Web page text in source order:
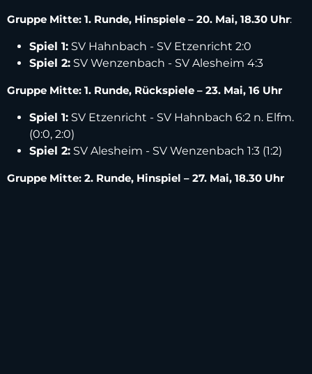
Gruppe Mitte: 1. Runde, Hinspiele – 20. Mai, 18.30 Uhr:
Spiel 1: SV Hahnbach - SV Etzenricht 2:0
Spiel 2: SV Wenzenbach - SV Alesheim 4:3
Gruppe Mitte: 1. Runde, Rückspiele – 23. Mai, 16 Uhr
Spiel 1: SV Etzenricht - SV Hahnbach 6:2 n. Elfm.
(0:0, 2:0)
Spiel 2: SV Alesheim - SV Wenzenbach 1:3 (1:2)
Gruppe Mitte: 2. Runde, Hinspiel – 27. Mai, 18.30 Uhr